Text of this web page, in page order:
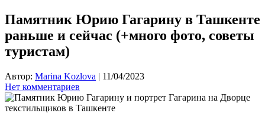
Памятник Юрию Гагарину в Ташкенте
раньше и сейчас (+много фото, советы
туристам)
Автор: Marina Kozlova | 11/04/2023
Нет комментариев